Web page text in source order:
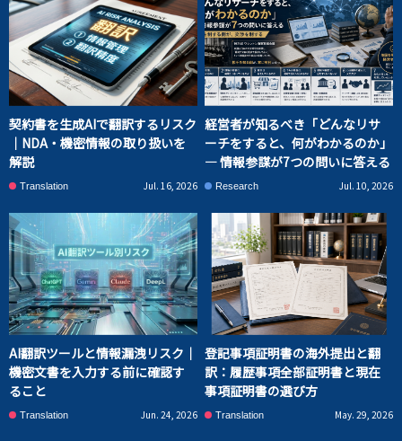
契約書を生成AIで翻訳するリスク
｜NDA・機密情報の取り扱いを
解説
Translation Jul. 16, 2026
経営者が知るべき「どんなリサ
ーチをすると、何がわかるのか」
― 情報参謀が7つの問いに答える
Research Jul. 10, 2026
AI翻訳ツールと情報漏洩リスク｜
機密文書を入力する前に確認す
ること
Translation Jun. 24, 2026
登記事項証明書の海外提出と翻
訳：履歴事項全部証明書と現在
事項証明書の選び方
Translation May. 29, 2026